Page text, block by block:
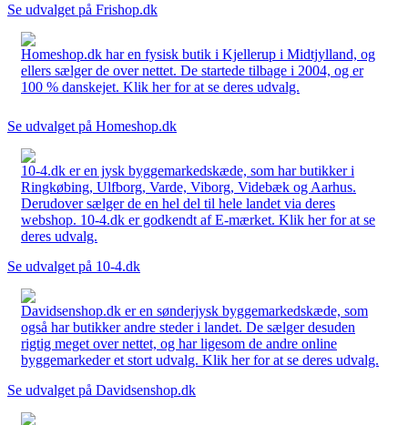
Se udvalget på Frishop.dk
Homeshop.dk har en fysisk butik i Kjellerup i Midtjylland, og
ellers sælger de over nettet. De startede tilbage i 2004, og er
100 % danskejet. Klik her for at se deres udvalg.
Se udvalget på Homeshop.dk
10-4.dk er en jysk byggemarkedskæde, som har butikker i
Ringkøbing, Ulfborg, Varde, Viborg, Videbæk og Aarhus.
Derudover sælger de en hel del til hele landet via deres
webshop. 10-4.dk er godkendt af E-mærket. Klik her for at se
deres udvalg.
Se udvalget på 10-4.dk
Davidsenshop.dk er en sønderjysk byggemarkedskæde, som
også har butikker andre steder i landet. De sælger desuden
rigtig meget over nettet, og har ligesom de andre online
byggemarkeder et stort udvalg. Klik her for at se deres udvalg.
Se udvalget på Davidsenshop.dk